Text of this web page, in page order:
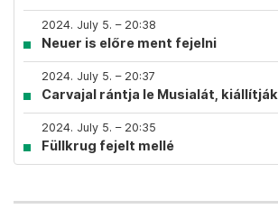
2024. July 5. – 20:38
Neuer is előre ment fejelni
2024. July 5. – 20:37
Carvajal rántja le Musialát, kiállítják
2024. July 5. – 20:35
Füllkrug fejelt mellé